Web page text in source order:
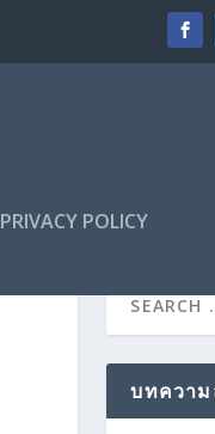
PRIVACY POLICY
บทควา